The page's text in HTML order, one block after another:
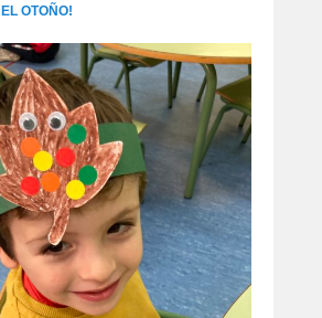
OTOÑO!